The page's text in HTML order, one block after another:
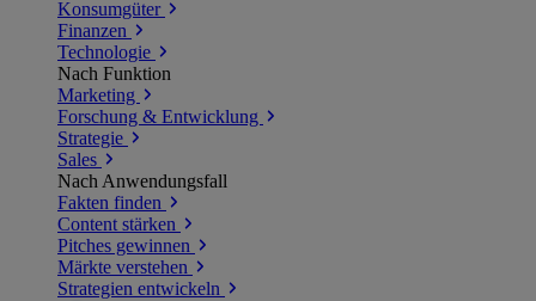
Konsumgüter
Finanzen
Technologie
Nach Funktion
Marketing
Forschung & Entwicklung
Strategie
Sales
Nach Anwendungsfall
Fakten finden
Content stärken
Pitches gewinnen
Märkte verstehen
Strategien entwickeln